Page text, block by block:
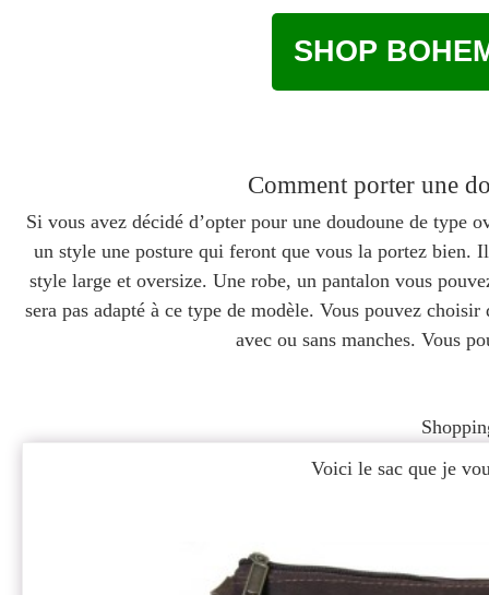
SHOP
Comment porter une
Si vous avez décidé d’opter pour une doudoune de type
un style une posture qui feront que vous la portez bien.
style large et oversize. Une robe, un pantalon vous
sera pas adapté à ce type de modèle. Vous pouvez
avec ou sans manches. Vous
Voici le sac que je